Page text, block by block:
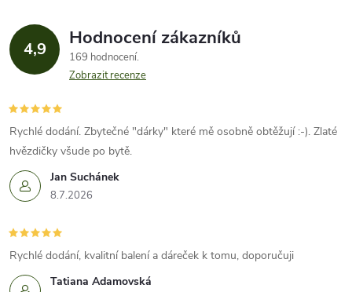
4,9 Hodnocení zákazníků
169 hodnocení
Zobrazit recenze
Jan Suchánek
8.7.2026
Rychlé dodání. Zbytečné "dárky" které mě osobně obtěžují :-). Zlaté
hvězdičky všude po bytě.
Tatiana Adamovská
Rychlé dodání, kvalitní balení a dáreček k tomu, doporučuji